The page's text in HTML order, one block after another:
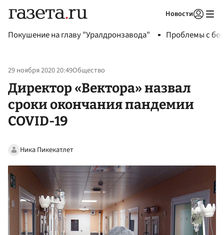
Новости
Покушение на главу "Уралдронзавода" Проблемы с
29 ноября 2020 20:49Общество
Директор «Вектора» назвал
сроки окончания пандемии
COVID-19
Ника Пикекатлет